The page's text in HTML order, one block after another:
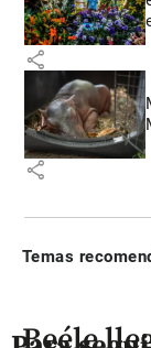
share
share
Temas
Beéle